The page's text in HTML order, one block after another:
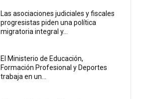
Las asociaciones judiciales y fiscales
progresistas piden una política
migratoria integral y...
El Ministerio de Educación,
Formación Profesional y Deportes
trabaja en un...